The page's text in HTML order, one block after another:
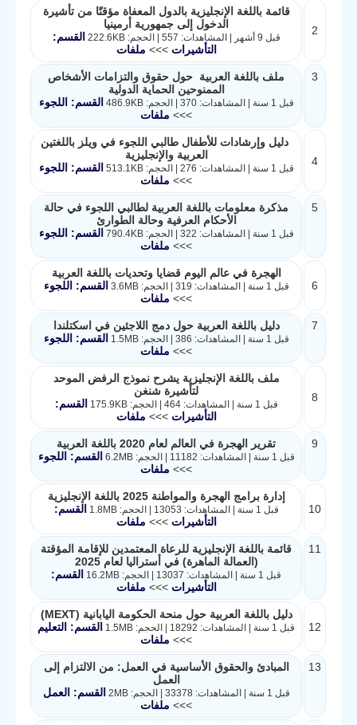
2
قائمة باللغة الإنجليزية بالدول المعفاة مؤقتًا من تأشيرة
الدخول إلى جمهورية أرمينيا
قبل 9 أشهر | المشاهدات: 557 | الحجم: 222.6KB
القسم:
التأشيرات>>> ملفات
3
ملف باللغة العربية حول حقوق والتزامات الأشخاص
الممنوحين الحماية الدولية
قبل 1 سنة | المشاهدات: 370 | الحجم: 486.9KB
القسم: اللجوء
>>> ملفات
4
دليل وإرشادات للأطفال طالبي اللجوء في ويلز باللغتين
العربية والإنجليزية
قبل 1 سنة | المشاهدات: 276 | الحجم: 513.1KB
القسم: اللجوء
>>> ملفات
5
مذكرة معلومات باللغة العربية لطالبي اللجوء في حالة
الأحكام العرفية وحالة الطوارئ
قبل 1 سنة | المشاهدات: 322 | الحجم: 790.4KB
القسم: اللجوء
>>> ملفات
6
الهجرة في عالم اليوم قضايا وتحديات باللغة العربية
قبل 1 سنة | المشاهدات: 319 | الحجم: 3.6MB
القسم: اللجوء
>>> ملفات
7 دليل باللغة العربية حول دمج اللاجئين في اسكتلندا
قبل 1 سنة | المشاهدات: 386 | الحجم: 1.5MB
القسم: اللجوء
>>> ملفات
8
ملف باللغة الإنجليزية يشرح نموذج الرفض الموحد
لتأشيرة شنغن
قبل 1 سنة | المشاهدات: 464 | الحجم: 175.9KB
القسم:
التأشيرات>>> ملفات
9 تقرير الهجرة في العالم لعام 2020 باللغة العربية
قبل 1 سنة | المشاهدات: 11182 | الحجم: 6.2MB
القسم: اللجوء
>>> ملفات
10
إدارة برامج الهجرة والمواطنة 2025 باللغة الإنجليزية
قبل 1 سنة | المشاهدات: 13053 | الحجم: 1.8MB
القسم:
التأشيرات>>> ملفات
11
قائمة باللغة الإنجليزية للرعاة المعتمدين للإقامة المؤقتة
(العمالة الماهرة) في أستراليا لعام 2025
قبل 1 سنة | المشاهدات: 13037 | الحجم: 16.2MB
القسم:
التأشيرات>>> ملفات
12
دليل باللغة العربية حول منحة الحكومة اليابانية (MEXT)
قبل 1 سنة | المشاهدات: 18292 | الحجم: 1.5MB
القسم: التعليم
>>> ملفات
13
المبادئ والحقوق الأساسية في العمل: من الالتزام إلى
العمل
قبل 1 سنة | المشاهدات: 33378 | الحجم: 2MB
القسم: العمل
>>> ملفات